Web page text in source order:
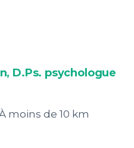
D.Ps. psychologue
moins de 10 km